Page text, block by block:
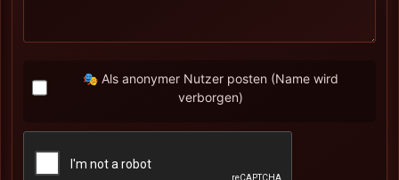
🎭 Als anonymer Nutzer posten (Name wird
verborgen)